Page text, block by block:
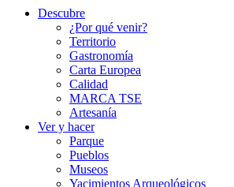
Descubre
¿Por qué venir?
Territorio
Gastronomía
Carta Europea
Calidad
MARCA TSE
Artesanía
Ver y hacer
Parque
Pueblos
Museos
Yacimientos Arqueológicos